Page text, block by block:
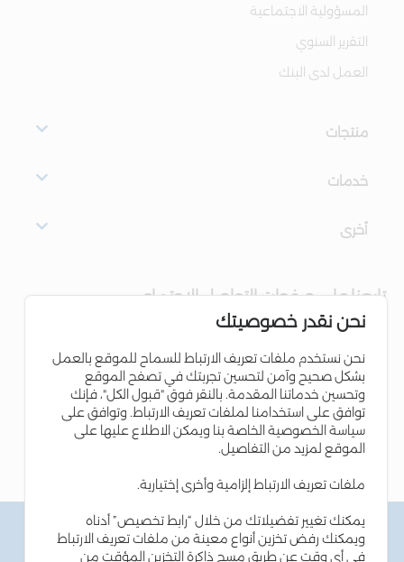
المسؤولية الاجتماعية
التقرير السنوي
العمل لدى البنك
منتجات
خدمات
أخرى
تابعنا على صفحات التواصل الاجتماعي
الشروط والاحكام
سياسة الخصوصية
نحن نقدر خصوصيتك
نحن نستخدم ملفات تعريف الارتباط للسماح للموقع بالعمل
بشكل صحيح وآمن لتحسين تجربتك في تصفح الموقع
وتحسين خدماتنا المقدمة. بالنقر فوق "قبول الكل"، فإنك
توافق على استخدامنا لملفات تعريف الارتباط. وتوافق على
سياسة الخصوصية الخاصة بنا ويمكن الاطلاع عليها على
الموقع لمزيد من التفاصيل.
ملفات تعريف الارتباط إلزامية وأخرى إختيارية.
يمكنك تغيير تفضيلاتك من خلال “رابط تخصيص” أدناه
ويمكنك رفض تخزين أنواع معينة من ملفات تعريف الارتباط
في أي وقت عن طريق مسح ذاكرة التخزين المؤقت من